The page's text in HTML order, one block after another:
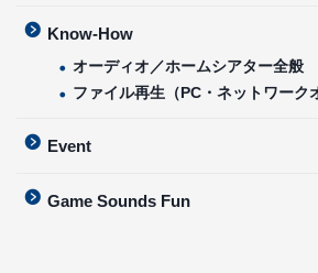
Know-How
オーディオ／ホームシアター全般
ファイル再生（PC・ネットワーク
Event
Game Sounds Fun